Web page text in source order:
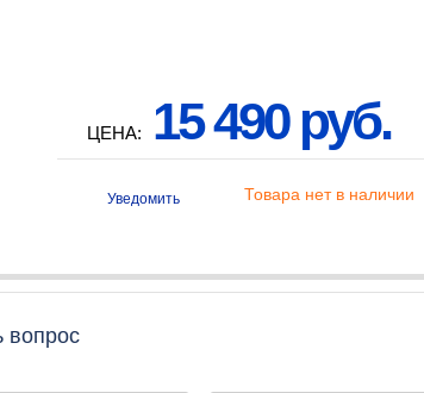
ЦЕНА: 15 490 руб.
Товара нет в наличии
Уведомить
вопрос